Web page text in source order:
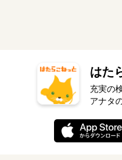
はた
充実の
アナタ